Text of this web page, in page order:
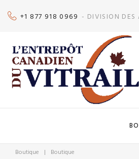
+1 877 918 0969 - DIVISION DES
Boutique | Boutique